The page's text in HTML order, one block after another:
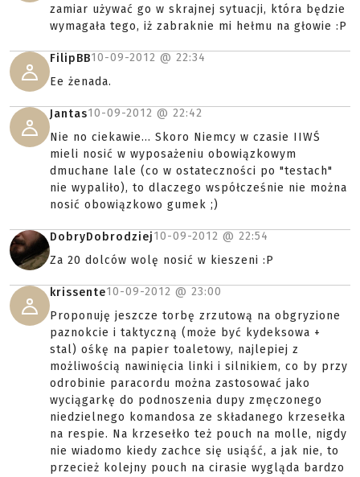
zamiar używać go w skrajnej sytuacji, która będzie
wymagała tego, iż zabraknie mi hełmu na głowie :P
FilipBB10-09-2012 @ 22:34
Ee żenada.
Jantas10-09-2012 @ 22:42
Nie no ciekawie... Skoro Niemcy w czasie IIWŚ
mieli nosić w wyposażeniu obowiązkowym
dmuchane lale (co w ostateczności po "testach"
nie wypaliło), to dlaczego współcześnie nie można
nosić obowiązkowo gumek ;)
DobryDobrodziej10-09-2012 @ 22:54
Za 20 dolców wolę nosić w kieszeni :P
krissente10-09-2012 @ 23:00
Proponuję jeszcze torbę zrzutową na obgryzione
paznokcie i taktyczną (może być kydeksowa +
stal) ośkę na papier toaletowy, najlepiej z
możliwością nawinięcia linki i silnikiem, co by przy
odrobinie paracordu można zastosować jako
wyciągarkę do podnoszenia dupy zmęczonego
niedzielnego komandosa ze składanego krzesełka
na respie. Na krzesełko też pouch na molle, nigdy
nie wiadomo kiedy zachce się usiąść, a jak nie, to
przecież kolejny pouch na cirasie wygląda bardzo